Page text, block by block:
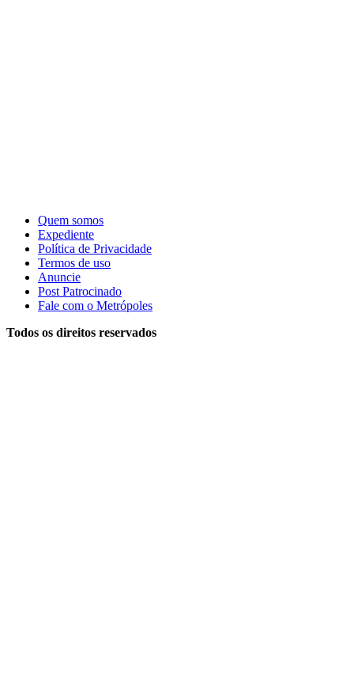
Quem somos
Expediente
Política de Privacidade
Termos de uso
Anuncie
Post Patrocinado
Fale com o Metrópoles
Todos os direitos reservados